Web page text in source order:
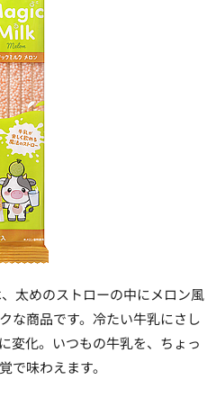
太めのストローの中にメロン風
な商品です。冷たい牛乳にさし
変化。いつもの牛乳を、ちょっ
で味わえます。